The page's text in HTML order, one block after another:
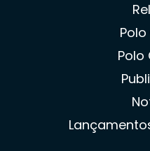
Polo